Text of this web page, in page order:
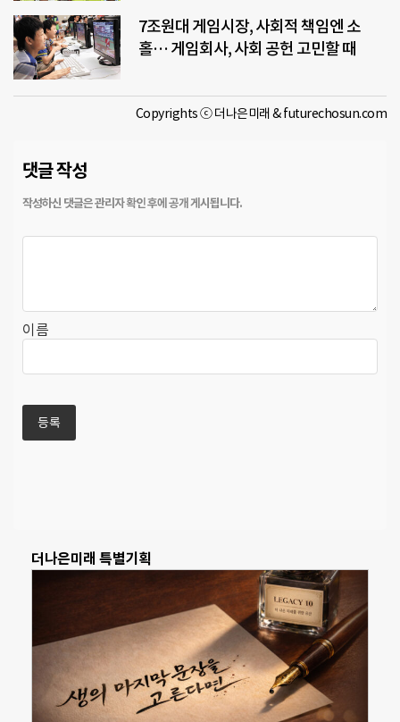
7조원대 게임시장, 사회적 책임엔 소
홀… 게임회사, 사회 공헌 고민할 때
Copyrights ⓒ 더나은미래 & futurechosun.com
댓글 작성
이름
더나은미래 특별기획